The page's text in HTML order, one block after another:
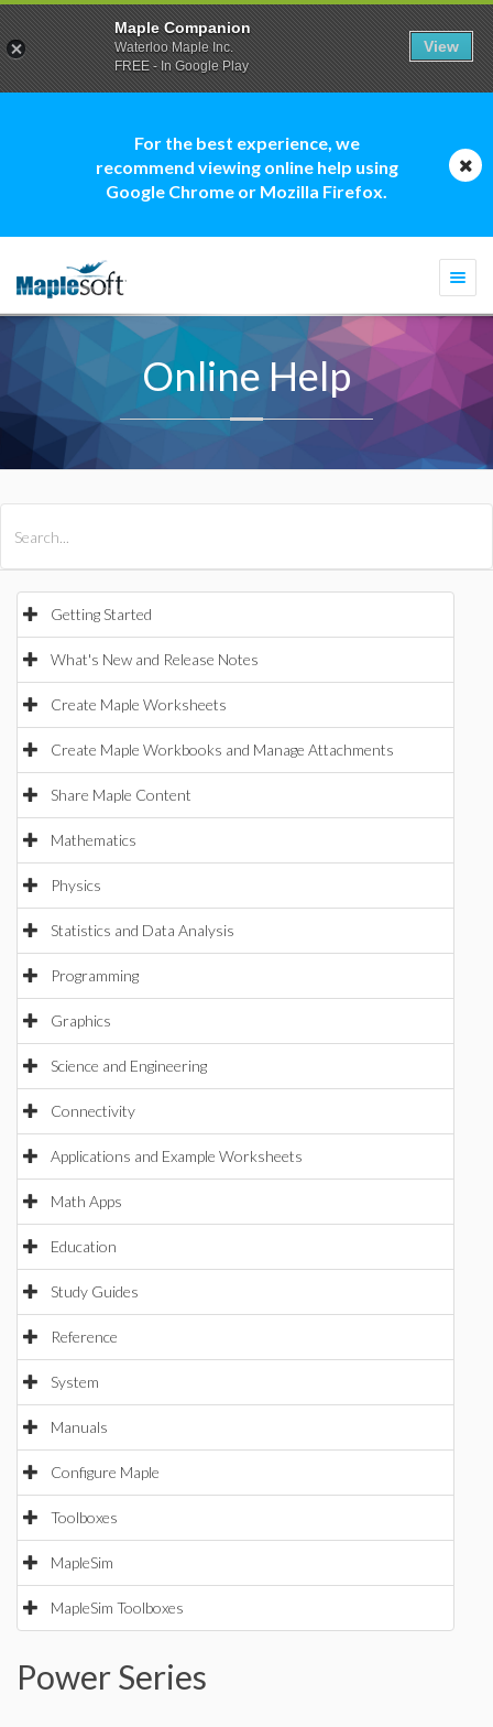
For the best experience, we
recommend viewing online help using
Google Chrome or Mozilla Firefox.
Online Help
Getting Started
What's New and Release Notes
Create Maple Worksheets
Create Maple Workbooks and Manage Attachments
Share Maple Content
Mathematics
Physics
Statistics and Data Analysis
Programming
Graphics
Science and Engineering
Connectivity
Applications and Example Worksheets
Math Apps
Education
Study Guides
Reference
System
Manuals
Configure Maple
Toolboxes
MapleSim
MapleSim Toolboxes
Power Series
Maple Companion
Waterloo Maple Inc.
FREE - In Google Play
View